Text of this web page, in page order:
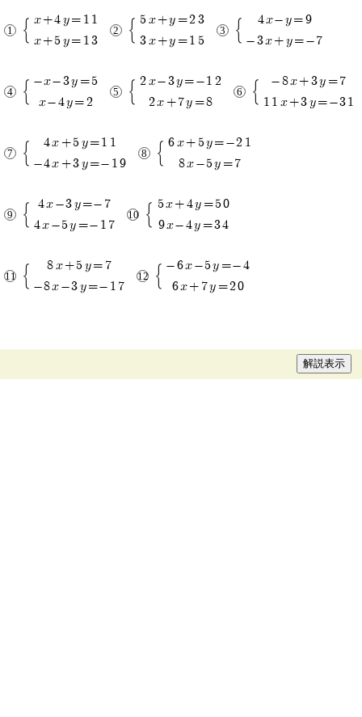
x+4y=11
x+5y=13
5x+y=23
3x+y=15
4x-y=9
-3x+y=-7
-x-3y=5
x-4y=2
2x-3y=-12
2x+7y=8
-8x+3y=7
11x+3y=-31
4x+5y=11
-4x+3y=-19
6x+5y=-21
8x-5y=7
4x-3y=-7
4x-5y=-17
5x+4y=50
9x-4y=34
8x+5y=7
-8x-3y=-17
-6x-5y=-4
6x+7y=20
解説表示